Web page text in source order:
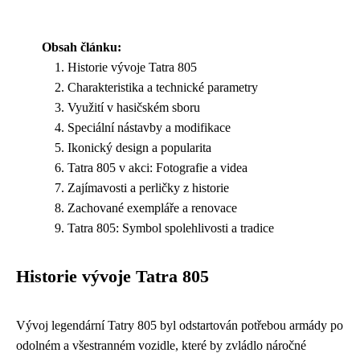
Obsah článku:
Historie vývoje Tatra 805
Charakteristika a technické parametry
Využití v hasičském sboru
Speciální nástavby a modifikace
Ikonický design a popularita
Tatra 805 v akci: Fotografie a videa
Zajímavosti a perličky z historie
Zachované exempláře a renovace
Tatra 805: Symbol spolehlivosti a tradice
Historie vývoje Tatra 805
Vývoj legendární Tatry 805 byl odstartován potřebou armády po
odolném a všestranném vozidle, které by zvládlo náročné